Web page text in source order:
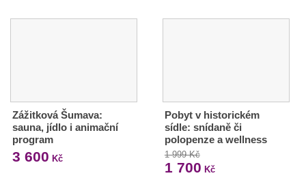
Zážitková Šumava:
sauna, jídlo i animační
program
3 600 Kč
Pobyt v historickém
sídle: snídaně či
polopenze a wellness
1 999 Kč
1 700 Kč